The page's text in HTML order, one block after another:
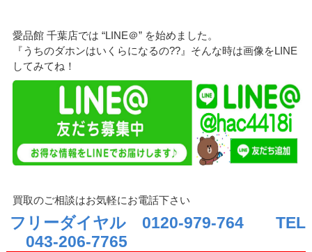
愛品館 千葉店では “LINE＠” を始めました。
『うちのダホンはいくらになるの??』そんな時は画像をLINE
してみてね！
買取のご相談はお気軽にお電話下さい
フリーダイヤル 0120-979-764
TEL
043-206-7765